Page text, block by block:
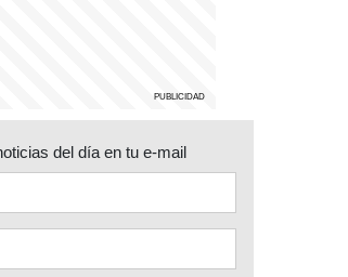
del día en tu e-mail